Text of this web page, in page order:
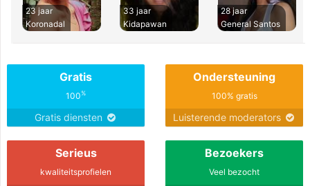
23 jaar
Koronadal
33 jaar
Kidapawan
28 jaar
General Santos
Gratis
100%
Gratis diensten
Ondersteuning
100% gratis
Luisterende moderators
Serieus
kwaliteitsprofielen
Bezoekers
Veel bezocht